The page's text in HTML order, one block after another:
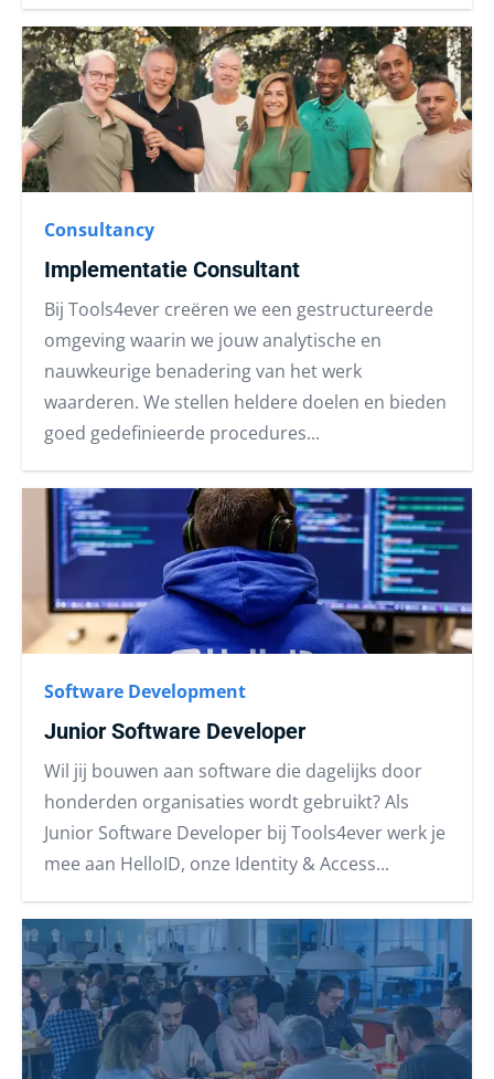
Consultancy
Implementatie Consultant
Bij Tools4ever creëren we een gestructureerde
omgeving waarin we jouw analytische en
nauwkeurige benadering van het werk
waarderen. We stellen heldere doelen en bieden
goed gedefinieerde procedures...
Software Development
Junior Software Developer
Wil jij bouwen aan software die dagelijks door
honderden organisaties wordt gebruikt? Als
Junior Software Developer bij Tools4ever werk je
mee aan HelloID, onze Identity & Access...